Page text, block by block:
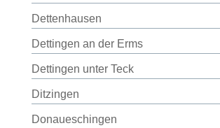
Dettenhausen
Dettingen an der Erms
Dettingen unter Teck
Ditzingen
Donaueschingen